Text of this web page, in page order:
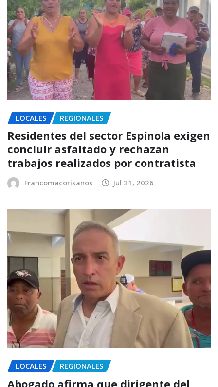
LOCALES REGIONALES
Residentes del sector Espínola exigen
concluir asfaltado y rechazan
trabajos realizados por contratista
Francomacorisanos Jul 31, 2026
LOCALES REGIONALES
Abogado afirma que dirigente del